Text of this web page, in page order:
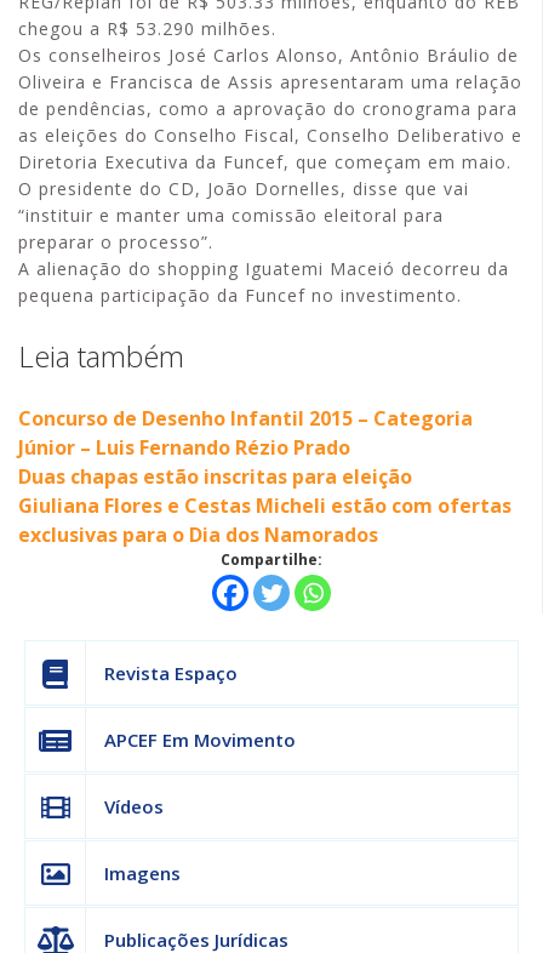
chegou a R$ 53.290 milhões.
Os conselheiros José Carlos Alonso, Antônio Bráulio de
Oliveira e Francisca de Assis apresentaram uma relação
de pendências, como a aprovação do cronograma para
as eleições do Conselho Fiscal, Conselho Deliberativo e
Diretoria Executiva da Funcef, que começam em maio.
O presidente do CD, João Dornelles, disse que vai
“instituir e manter uma comissão eleitoral para
preparar o processo”.
A alienação do shopping Iguatemi Maceió decorreu da
pequena participação da Funcef no investimento.
Leia também
Concurso de Desenho Infantil 2015 – Categoria
Júnior – Luis Fernando Rézio Prado
Duas chapas estão inscritas para eleição
Giuliana Flores e Cestas Micheli estão com ofertas
exclusivas para o Dia dos Namorados
Compartilhe:
Revista Espaço
APCEF Em Movimento
Vídeos
Imagens
Publicações Jurídicas